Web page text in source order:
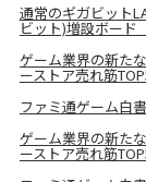
通常のギガビット
ビット)増設ボード
ゲーム業界の新た
ーストア売れ筋
ファミ通ゲーム白
ゲーム業界の新た
ーストア売れ筋